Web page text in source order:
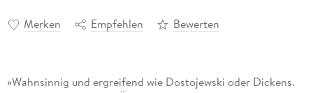
Merken Empfehlen Bewerten
»Wahnsinnig und ergreifend wie Dostojewski oder Dickens.